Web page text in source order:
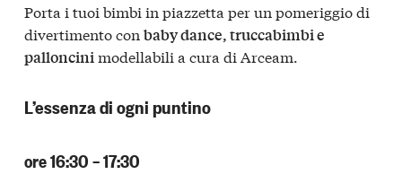
Porta i tuoi bimbi in piazzetta per un pomeriggio di
divertimento con baby dance, truccabimbi e
palloncinimodellabili a cura di Arceam.
L’essenza di ogni puntino
ore 16:30 – 17:30